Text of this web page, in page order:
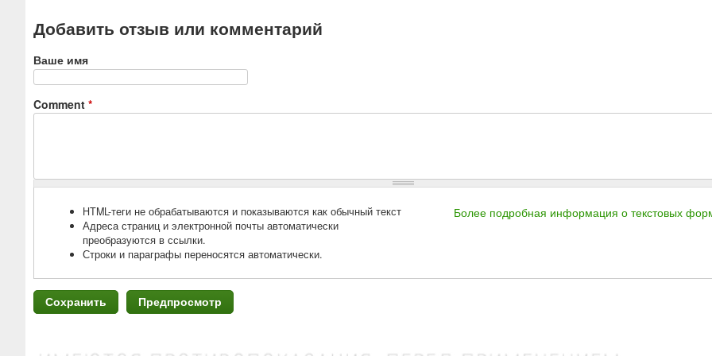
Добавить отзыв или комментарий
Ваше имя
Comment *
Более подробная информация о текстовых
HTML-теги не обрабатываются и показываются как обычный текст
Адреса страниц и электронной почты автоматически
преобразуются в ссылки.
Строки и параграфы переносятся автоматически.